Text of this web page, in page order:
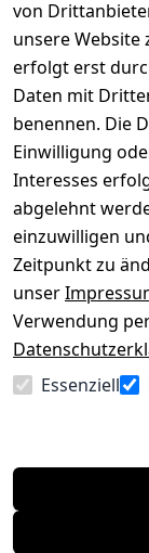
von
unsere Website
erfolgt erst
Daten mit
benennen. Die
Einwilligung
Interesses
abgelehnt
einzuwilligen
Zeitpunkt zu
unser
Verwendung
Essenziell
Rechtliches
AGB
Impressum
Datenschutze
rklärung
Barrierefreihe
itserklärung
Widerrufsrec
ht
Vertrag